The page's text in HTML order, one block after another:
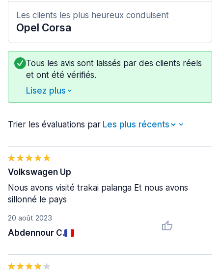
Les clients les plus heureux conduisent
Opel Corsa
Tous les avis sont laissés par des clients réels
et ont été vérifiés.
Lisez plus
Trier les évaluations par
20 août 2023
Abdennour C.
Volkswagen Up
Nous avons visité trakai palanga Et nous avons
sillonné le pays